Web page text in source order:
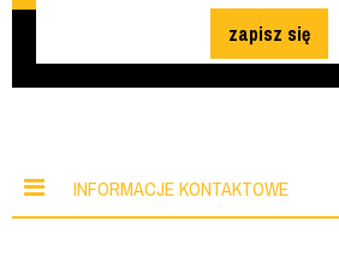
zapisz się
INFORMACJE KONTAKTOWE